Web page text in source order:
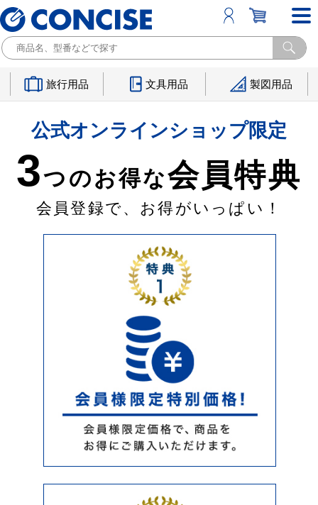
旅行用品 文具用品 製図用品
公式オンラインショップ限定
3つのお得な会員特典
会員登録で、お得がいっぱい！